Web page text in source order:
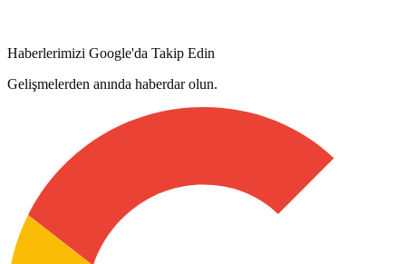
Haberlerimizi Google'da Takip Edin
Gelişmelerden anında haberdar olun.